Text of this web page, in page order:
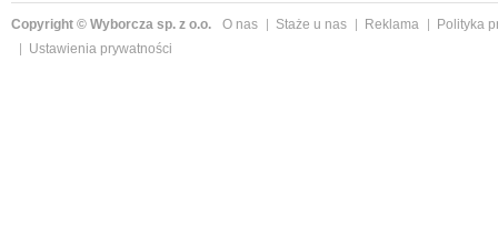
Copyright © Wyborcza sp. z o.o. O nas Staże u nas Reklama
Polityka
Ustawienia prywatności